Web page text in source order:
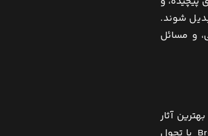
شوند.
و مسائل
آثار